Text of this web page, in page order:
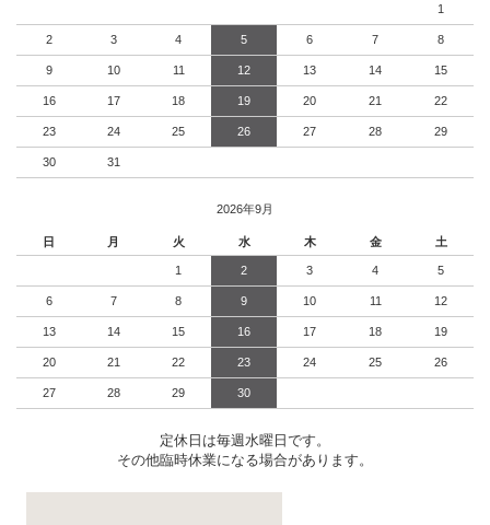
1
2 3 4 5 6 7 8
9 10 11 12 13 14 15
16 17 18 19 20 21 22
23 24 25 26 27 28 29
30 31
2026年9月
日 月 火 水 木 金 土
1 2 3 4 5
6 7 8 9 10 11 12
13 14 15 16 17 18 19
20 21 22 23 24 25 26
27 28 29 30
定休日は毎週水曜日です。
その他臨時休業になる場合があります。